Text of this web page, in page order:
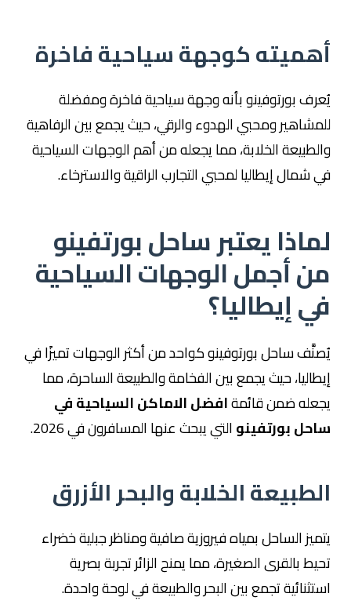
أهميته كوجهة سياحية فاخرة
يُعرف بورتوفينو بأنه وجهة سياحية فاخرة ومفضلة
للمشاهير ومحبي الهدوء والرقي، حيث يجمع بين الرفاهية
والطبيعة الخلابة، مما يجعله من أهم الوجهات السياحية
في شمال إيطاليا لمحبي التجارب الراقية والاسترخاء.
لماذا يعتبر ساحل بورتفينو
من أجمل الوجهات السياحية
في إيطاليا؟
يُصنَّف ساحل بورتوفينو كواحد من أكثر الوجهات تميزًا في
إيطاليا، حيث يجمع بين الفخامة والطبيعة الساحرة، مما
يجعله ضمن قائمةافضل الاماكن السياحية في
ساحل بورتفينوالتي يبحث عنها المسافرون في 2026.
الطبيعة الخلابة والبحر الأزرق
يتميز الساحل بمياه فيروزية صافية ومناظر جبلية خضراء
تحيط بالقرى الصغيرة، مما يمنح الزائر تجربة بصرية
استثنائية تجمع بين البحر والطبيعة في لوحة واحدة.